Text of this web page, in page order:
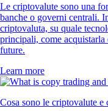
Le criptovalute sono una
banche o governi centrali.
criptovaluta, su quale
principali, come
future.
Learn more
Cosa sono le criptovalute e